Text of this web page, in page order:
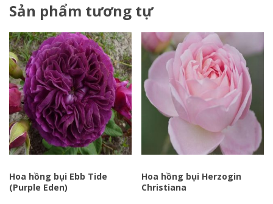
Sản phẩm tương tự
Hoa hồng bụi Ebb Tide
(Purple Eden)
Hoa hồng bụi Herzogin
Christiana